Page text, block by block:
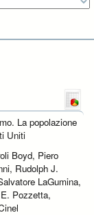
La popolazione
Uniti
Boyd, Piero
Rudolph J.
LaGumina,
Pozzetta,